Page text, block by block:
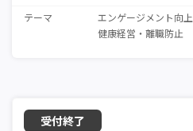
テーマ
エンゲージメント向上
健康経営
離職防止